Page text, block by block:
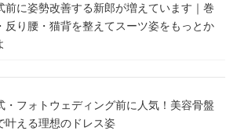
前に姿勢改善する新郎が増えています｜巻
反り腰・猫背を整えてスーツ姿をもっとか
・フォトウェディング前に人気！美容骨盤
叶える理想のドレス姿